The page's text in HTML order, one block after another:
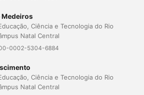
Medeiros
Ciência e Tecnologia do Rio
Natal Central
0002-5304-6884
Ciência e Tecnologia do Rio
Natal Central